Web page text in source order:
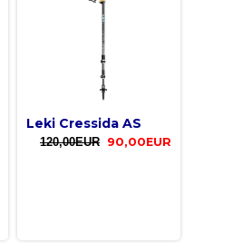
Leki Cressida AS
120,00EUR 90,00EUR